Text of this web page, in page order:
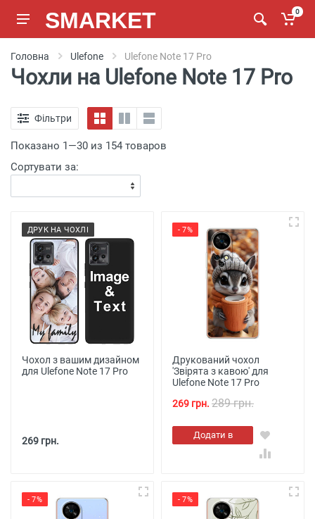
SMARKET 0
Головна Ulefone Ulefone Note 17 Pro
Чохли на Ulefone Note 17 Pro
Фільтри
Показано 1—30 из 154 товаров
Сортувати за:
ДРУК НА ЧОХЛІ
Чохол з вашим дизайном
для Ulefone Note 17 Pro
269 грн.
- 7%
Друкований чохол
'Звірята з кавою' для
Ulefone Note 17 Pro
269 грн. 289 грн.
Додати в
кошик
- 7% - 7%